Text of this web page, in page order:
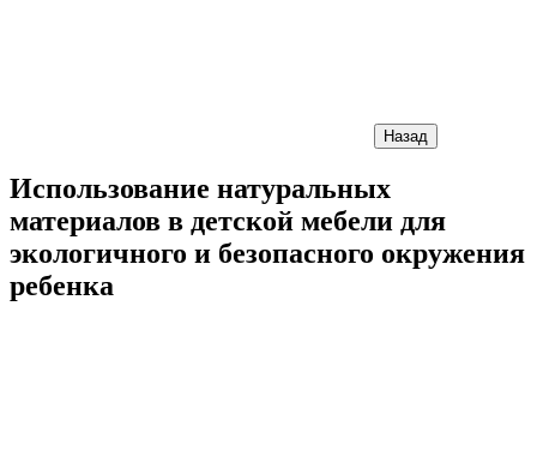
Назад
Использование натуральных
материалов в детской мебели для
экологичного и безопасного окружения
ребенка